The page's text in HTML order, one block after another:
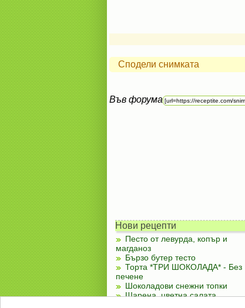
Сподели снимката
Във форума
Нови рецепти
Песто от левурда, копър и
магданоз
Бързо бутер тесто
Торта *ТРИ ШОКОЛАДА* - Без
печене
Шоколадови снежни топки
Шарена, цветна салата